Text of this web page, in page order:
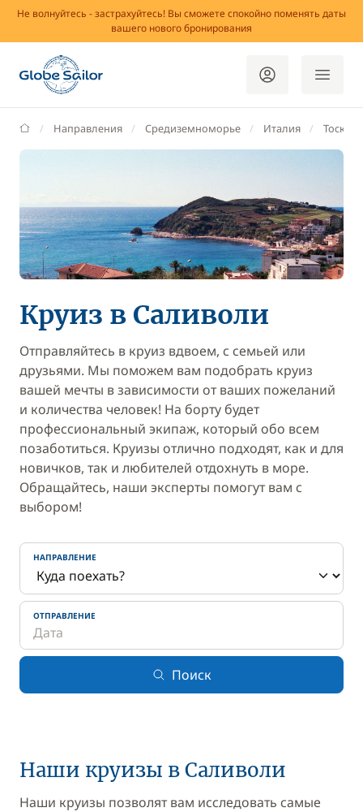
Не волнуйтесь - застрахуйтесь! Вы сможете спокойно поменять даты
вашего нового бронирования
GlobeSailor
Направления Средиземноморье Италия Тоскана
Круиз в Саливоли
Отправляйтесь в круиз вдвоем, с семьей или
друзьями. Мы поможем вам подобрать круиз
вашей мечты в зависимости от ваших пожеланий
и количества человек! На борту будет
профессиональный экипаж, который обо всем
позаботиться. Круизы отлично подходят, как и для
новичков, так и любителей отдохнуть в море.
Обращайтесь, наши эксперты помогут вам с
выбором!
НАПРАВЛЕНИЕ
ОТПРАВЛЕНИЕ
Поиск
Наши круизы в Саливоли
Наши круизы позволят вам исследовать самые